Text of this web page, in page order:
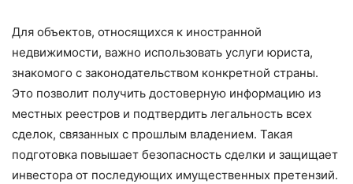
Для объектов, относящихся к иностранной
недвижимости, важно использовать услуги юриста,
знакомого с законодательством конкретной страны.
Это позволит получить достоверную информацию из
местных реестров и подтвердить легальность всех
сделок, связанных с прошлым владением. Такая
подготовка повышает безопасность сделки и защищает
инвестора от последующих имущественных претензий.